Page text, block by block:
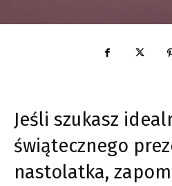
Jeśli szukasz
świątecznego
nastolatka,